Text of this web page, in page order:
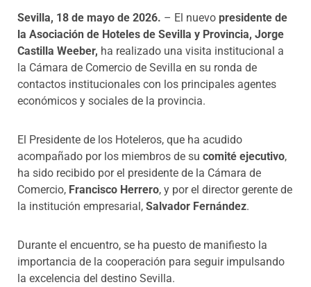
Sevilla, 18 de mayo de 2026. – El nuevo presidente de
la Asociación de Hoteles de Sevilla y Provincia, Jorge
Castilla Weeber, ha realizado una visita institucional a
la Cámara de Comercio de Sevilla en su ronda de
contactos institucionales con los principales agentes
económicos y sociales de la provincia.
El Presidente de los Hoteleros, que ha acudido
acompañado por los miembros de su comité ejecutivo,
ha sido recibido por el presidente de la Cámara de
Comercio, Francisco Herrero, y por el director gerente de
la institución empresarial, Salvador Fernández.
Durante el encuentro, se ha puesto de manifiesto la
importancia de la cooperación para seguir impulsando
la excelencia del destino Sevilla.